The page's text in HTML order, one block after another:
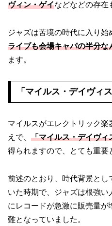
ヴィン・ゲイなどなどの存在
ジャズは苦境の時代に入り始
ライブも会場キャパの半分な
ます。
「マイルス・デイヴィ
マイルスがエレクトリック楽
えで、 「マイルス・デイヴィ
得られますので、とても重要
前述のとおり、時代背景とし
いた時期で、ジャズは根強い
にレコードが急激に販売量が
難となっていました。